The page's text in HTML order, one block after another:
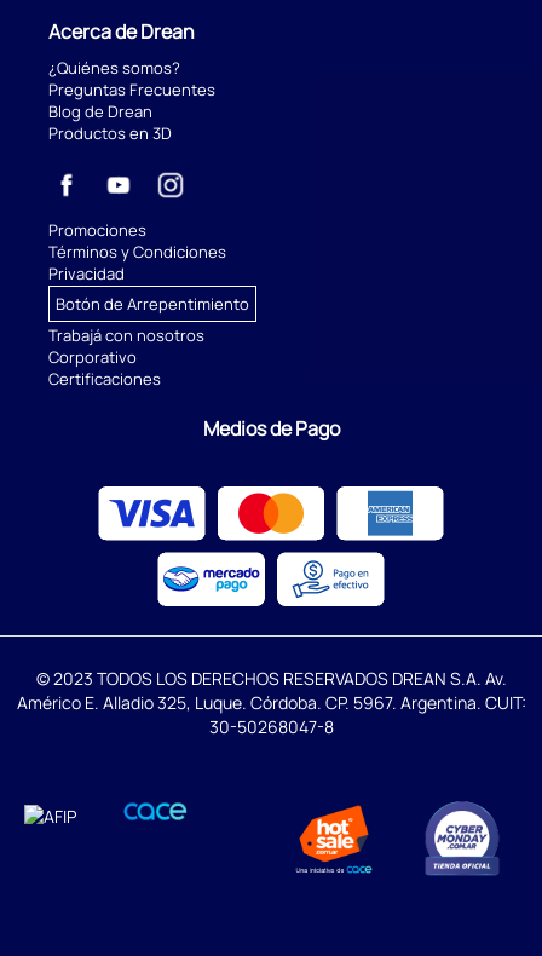
Acerca de Drean
¿Quiénes somos?
Preguntas Frecuentes
Blog de Drean
Productos en 3D
Promociones
Términos y Condiciones
Privacidad
Botón de Arrepentimiento
Trabajá con nosotros
Corporativo
Certificaciones
Medios de Pago
© 2023 TODOS LOS DERECHOS RESERVADOS DREAN S.A. Av.
Américo E. Alladio 325, Luque. Córdoba. CP. 5967. Argentina. CUIT:
30-50268047-8